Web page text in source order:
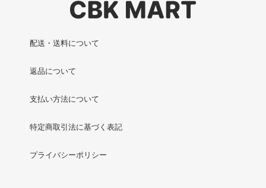
配送・送料について
返品について
支払い方法について
特定商取引法に基づく表記
プライバシーポリシー